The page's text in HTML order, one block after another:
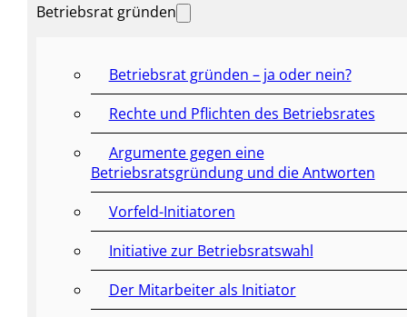
Betriebsrat gründen
Betriebsrat gründen – ja oder nein?
Rechte und Pflichten des Betriebsrates
Argumente gegen eine
Betriebsratsgründung und die Antworten
Vorfeld-Initiatoren
Initiative zur Betriebsratswahl
Der Mitarbeiter als Initiator